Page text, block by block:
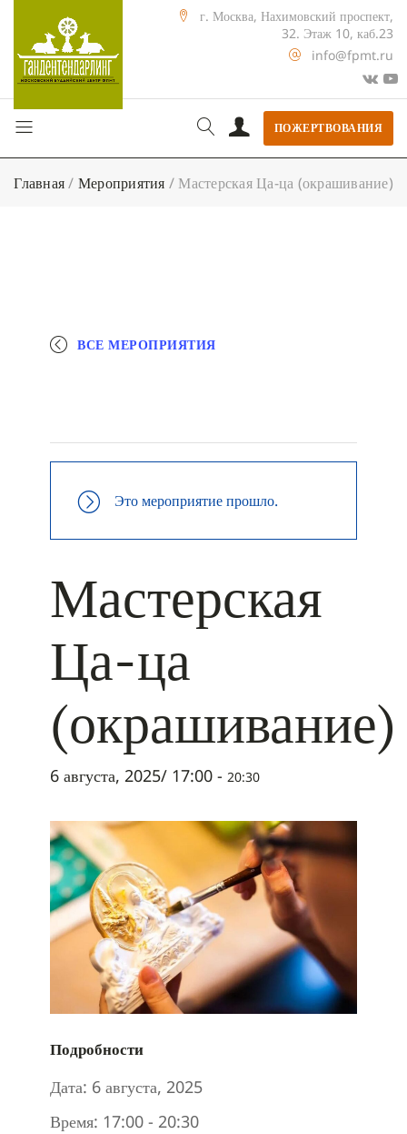
г. Москва, Нахимовский проспект,
32. Этаж 10, каб.23
info@fpmt.ru
ПОЖЕРТВОВАНИЯ
Главная/ Мероприятия / Мастерская Ца-ца (окрашивание)
ВСЕ МЕРОПРИЯТИЯ
Это мероприятие прошло.
Мастерская
Ца-ца
(окрашивание)
6 августа, 2025/ 17:00 - 20:30
Подробности
Дата: 6 августа, 2025
Время: 17:00 - 20:30